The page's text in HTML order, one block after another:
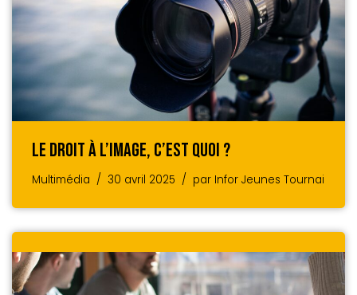
Le Droit À L’image, C’est Quoi ?
Multimédia 30 avril 2025 par Infor Jeunes Tournai